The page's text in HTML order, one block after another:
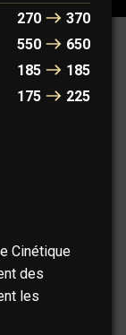
270
370
550
650
185
185
175 225
Cinétique
des
les